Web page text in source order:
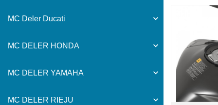
MC Deler Ducati
MC DELER HONDA
MC DELER YAMAHA
MC DELER RIEJU